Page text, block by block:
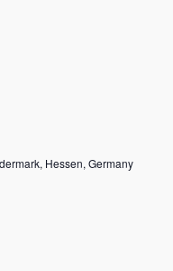
Hessen, Germany